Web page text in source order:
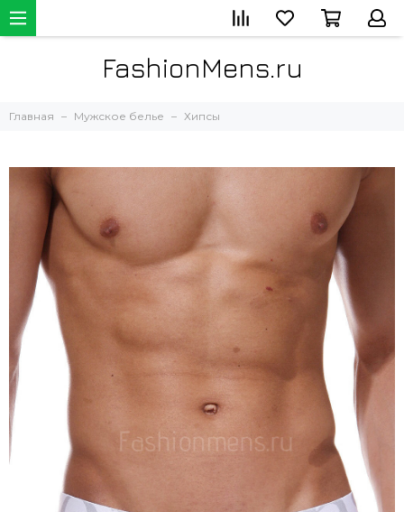
FashionMens.ru
Главная Мужское белье Хипсы